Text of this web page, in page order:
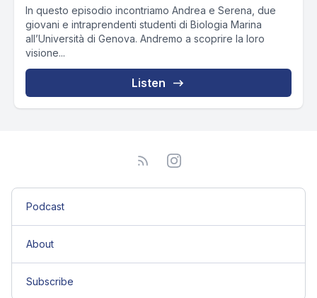
In questo episodio incontriamo Andrea e Serena, due
giovani e intraprendenti studenti di Biologia Marina
all’Università di Genova. Andremo a scoprire la loro
visione...
Listen
Podcast
About
Subscribe